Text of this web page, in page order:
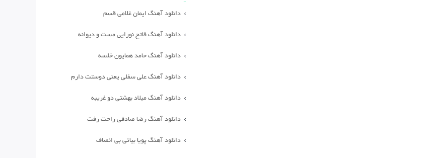
دانلود آهنگ ایمان غلامی قسم
دانلود آهنگ فاتح نورایی مست و دیوانه
دانلود آهنگ حامد همایون خلسه
دانلود آهنگ علی سفلی یعنی دوستت دارم
دانلود آهنگ میلاد بهشتی دو غریبه
دانلود آهنگ رضا صادقی راحت رفت
دانلود آهنگ پویا بیاتی بی انصاف